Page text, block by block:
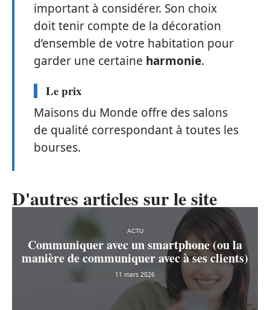
important à considérer. Son choix
doit tenir compte de la décoration
d’ensemble de votre habitation pour
garder une certaine harmonie.
Le prix
Maisons du Monde offre des salons
de qualité correspondant à toutes les
bourses.
D'autres articles sur le site
ACTU
Communiquer avec un smartphone (ou la
manière de communiquer avec à ses clients)
11 mars 2026